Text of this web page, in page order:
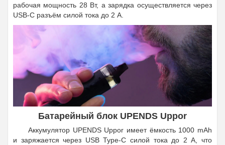
рабочая мощность 28 Вт, а зарядка осуществляется через
USB-C разъём силой тока до 2 А.
Батарейный блок UPENDS Uppor
Аккумулятор UPENDS Uppor имеет ёмкость 1000 mAh
и заряжается через USB Type-C силой тока до 2 А, что